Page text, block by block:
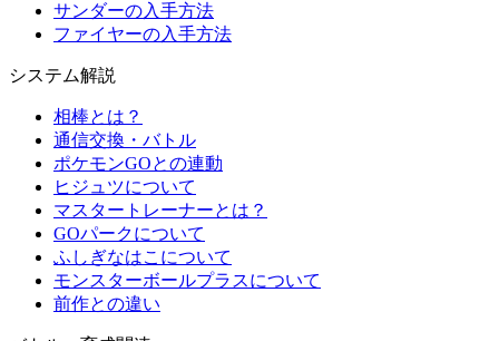
サンダーの入手方法
ファイヤーの入手方法
システム解説
相棒とは？
通信交換・バトル
ポケモンGOとの連動
ヒジュツについて
マスタートレーナーとは？
GOパークについて
ふしぎなはこについて
モンスターボールプラスについて
前作との違い